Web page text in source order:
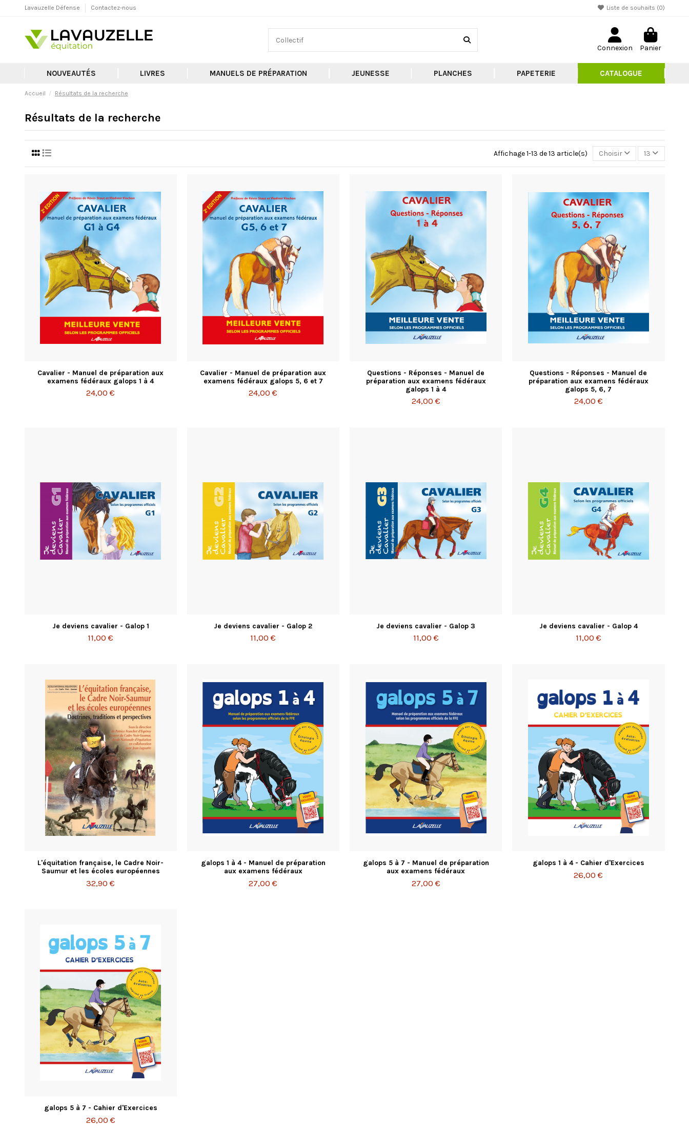
Lavauzelle Défense Contactez-nous Liste de souhaits (0)
Connexion Panier
NOUVEAUTÉS LIVRES MANUELS DE PRÉPARATION JEUNESSE PLANCHES PAPETERIE CATALOGUE
Accueil Résultats de la recherche
Résultats de la recherche
Affichage 1-13 de 13 article(s) Choisir 13
Cavalier - Manuel de préparation aux
examens fédéraux galops 1 à 4
24,00 €
Cavalier - Manuel de préparation aux
examens fédéraux galops 5, 6 et 7
24,00 €
Questions - Réponses - Manuel de
préparation aux examens fédéraux
galops 1 à 4
24,00 €
Questions - Réponses - Manuel de
préparation aux examens fédéraux
galops 5, 6, 7
24,00 €
Je deviens cavalier - Galop 1
11,00 €
Je deviens cavalier - Galop 2
11,00 €
Je deviens cavalier - Galop 3
11,00 €
Je deviens cavalier - Galop 4
11,00 €
L'équitation française, le Cadre Noir-
Saumur et les écoles européennes
32,90 €
galops 1 à 4 - Manuel de préparation
aux examens fédéraux
27,00 €
galops 5 à 7 - Manuel de préparation
aux examens fédéraux
27,00 €
galops 1 à 4 - Cahier d'Exercices
26,00 €
galops 5 à 7 - Cahier d'Exercices
26,00 €